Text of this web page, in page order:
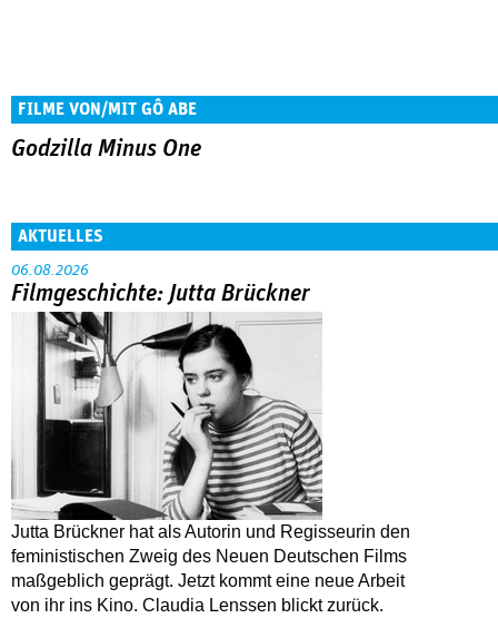
FILME VON/MIT GÔ ABE
Godzilla Minus One
AKTUELLES
06.08.2026
Filmgeschichte: Jutta Brückner
Jutta Brückner hat als Autorin und Regisseurin den
feministischen Zweig des Neuen Deutschen Films
maßgeblich geprägt. Jetzt kommt eine neue Arbeit
von ihr ins Kino. Claudia Lenssen blickt zurück.